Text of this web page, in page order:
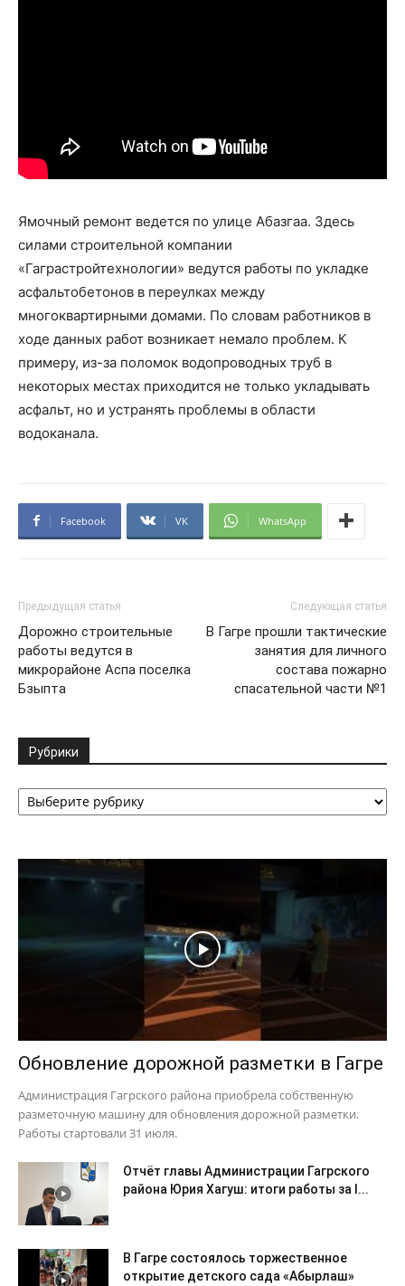
Ямочный ремонт ведется по улице Абазгаа. Здесь
силами строительной компании
«Гаграстройтехнологии» ведутся работы по укладке
асфальтобетонов в переулках между
многоквартирными домами. По словам работников в
ходе данных работ возникает немало проблем. К
примеру, из-за поломок водопроводных труб в
некоторых местах приходится не только укладывать
асфальт, но и устранять проблемы в области
водоканала.
Facebook VK WhatsApp
Предыдущая статья
Дорожно строительные
работы ведутся в
микрорайоне Аспа поселка
Бзыпта
Следующая статья
В Гагре прошли тактические
занятия для личного
состава пожарно
спасательной части №1
Рубрики
Рубрики
Обновление дорожной разметки в Гагре
Администрация Гагрского района приобрела собственную
разметочную машину для обновления дорожной разметки.
Работы стартовали 31 июля.
Отчёт главы Администрации Гагрского
района Юрия Хагуш: итоги работы за I...
В Гагре состоялось торжественное
открытие детского сада «Абырлаш»